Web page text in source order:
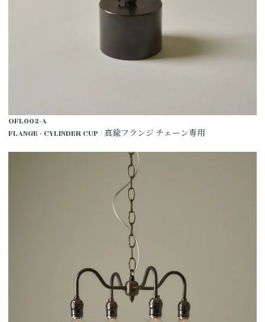
OFL002-A
FLANGE - CYLINDER CUP / 真鍮フランジ チェーン専用